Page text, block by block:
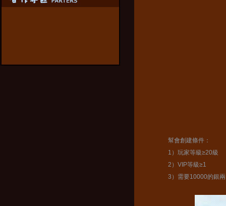
幫會創建條件：
1）玩家等級≥20級
2）VIP等級≥1
3）需要10000的銀兩